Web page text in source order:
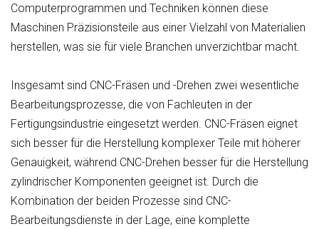
Computerprogrammen und Techniken können diese
Maschinen Präzisionsteile aus einer Vielzahl von Materialien
herstellen, was sie für viele Branchen unverzichtbar macht.
Insgesamt sind CNC-Fräsen und -Drehen zwei wesentliche
Bearbeitungsprozesse, die von Fachleuten in der
Fertigungsindustrie eingesetzt werden. CNC-Fräsen eignet
sich besser für die Herstellung komplexer Teile mit höherer
Genauigkeit, während CNC-Drehen besser für die Herstellung
zylindrischer Komponenten geeignet ist. Durch die
Kombination der beiden Prozesse sind CNC-
Bearbeitungsdienste in der Lage, eine komplette